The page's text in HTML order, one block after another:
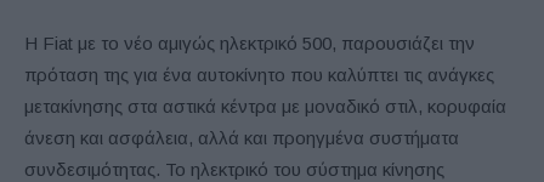
Η Fiat με το νέο αμιγώς ηλεκτρικό 500, παρουσιάζει την
πρόταση της για ένα αυτοκίνητο που καλύπτει τις ανάγκες
μετακίνησης στα αστικά κέντρα με μοναδικό στιλ, κορυφαία
άνεση και ασφάλεια, αλλά και προηγμένα συστήματα
συνδεσιμότητας. Το ηλεκτρικό του σύστημα κίνησης